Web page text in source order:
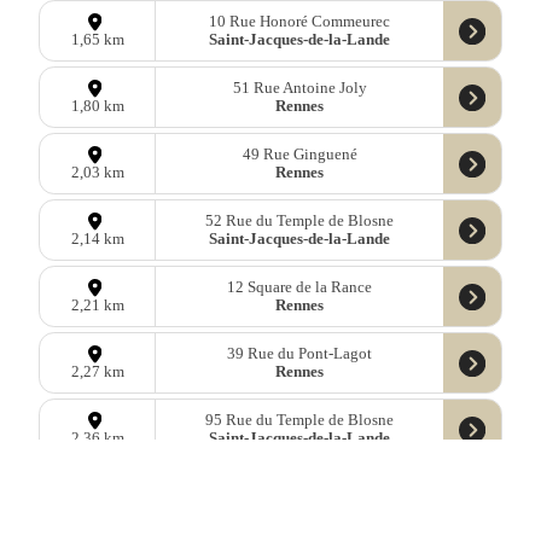
1,65 km
10 Rue Honoré Commeurec
Saint-Jacques-de-la-Lande
1,80 km
51 Rue Antoine Joly
Rennes
2,03 km
49 Rue Ginguené
Rennes
2,14 km
52 Rue du Temple de Blosne
Saint-Jacques-de-la-Lande
2,21 km
12 Square de la Rance
Rennes
2,27 km
39 Rue du Pont-Lagot
Rennes
2,36 km
95 Rue du Temple de Blosne
Saint-Jacques-de-la-Lande